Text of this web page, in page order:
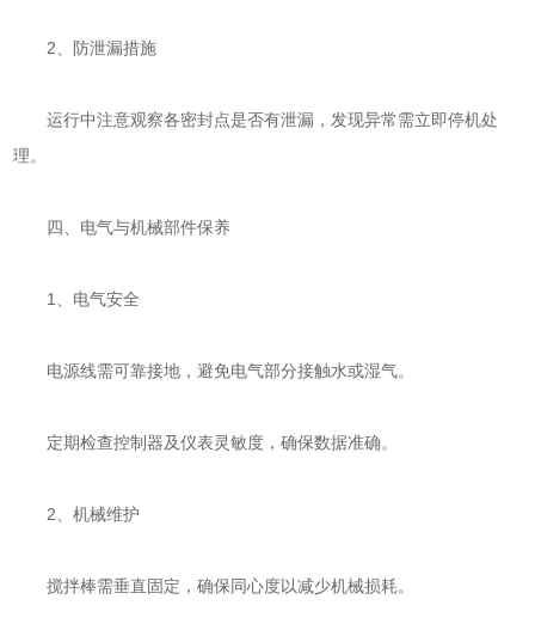
‌2、防泄漏措施‌
运行中注意观察各密封点是否有泄漏，发现异常需立即停机处
理。
四、电气与机械部件保养
‌1、电气安全‌
电源线需可靠接地，避免电气部分接触水或湿气。
定期检查控制器及仪表灵敏度，确保数据准确。
‌2、机械维护‌
搅拌棒需垂直固定，确保同心度以减少机械损耗。